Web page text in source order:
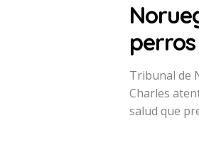
perros
Tribunal de
Charles
salud que